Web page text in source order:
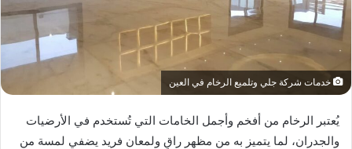
خدمات شركة جلي وتلميع الرخام في العين
يُعتبر الرخام من أفخم وأجمل الخامات التي تُستخدم في الأرضيات
والجدران، لما يتميز به من مظهر راقٍ ولمعان فريد يضفي لمسة من